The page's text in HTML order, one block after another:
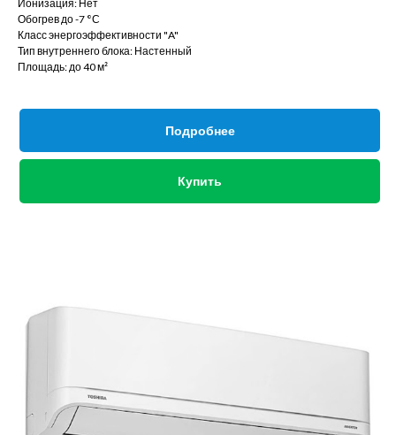
Ионизация: Нет
Обогрев до -7 °С
Класс энергоэффективности "A"
Тип внутреннего блока: Настенный
Площадь: до 40 м²
Подробнее
Купить